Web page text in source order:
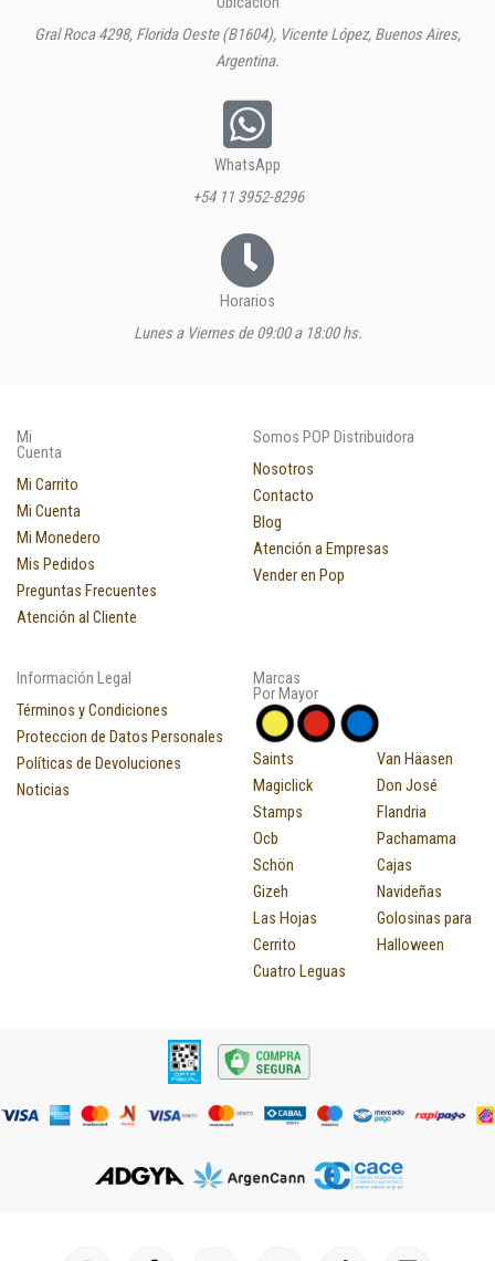
Gral Roca 4298, Florida Oeste (B1604), Vicente López, Buenos Aires,
Argentina.
WhatsApp
+54 11 3952-8296
Horarios
Lunes a Viernes de 09:00 a 18:00 hs.
Mi
Cuenta
Mi Carrito
Mi Cuenta
Mi Monedero
Mis Pedidos
Preguntas Frecuentes
Atención al Cliente
Somos POP Distribuidora
Nosotros
Contacto
Blog
Atención a Empresas
Vender en Pop
Información Legal
Términos y Condiciones
Proteccion de Datos Personales
Políticas de Devoluciones
Noticias
Marcas
Por Mayor
Saints
Magiclick
Stamps
Ocb
Schön
Gizeh
Las Hojas
Cerrito
Cuatro Leguas
Van Häasen
Don José
Flandria
Pachamama
Cajas
Navideñas
Golosinas para
Halloween